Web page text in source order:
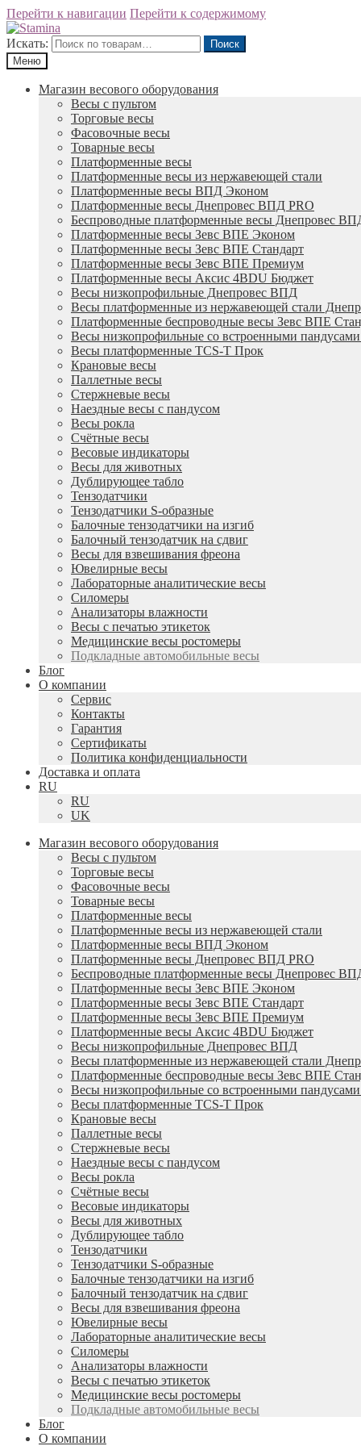
Перейти к навигации Перейти к содержимому
Искать:
Поиск
Меню
Магазин весового оборудования
Весы с пультом
Торговые весы
Фасовочные весы
Товарные весы
Платформенные весы
Платформенные весы из нержавеющей стали
Платформенные весы ВПД Эконом
Платформенные весы Днепровес ВПД PRO
Беспроводные платформенные весы Днепровес
Платформенные весы Зевс ВПЕ Эконом
Платформенные весы Зевс ВПЕ Стандарт
Платформенные весы Зевс ВПЕ Премиум
Платформенные весы Аксис 4BDU Бюджет
Весы низкопрофильные Днепровес ВПД
Весы платформенные из нержавеющей стали
Платформенные беспроводные весы Зевс ВПЕ
Весы низкопрофильные со встроенными
Весы платформенные TCS-T Прок
Крановые весы
Паллетные весы
Стержневые весы
Наездные весы с пандусом
Весы рокла
Счётные весы
Весовые индикаторы
Весы для животных
Дублирующее табло
Тензодатчики
Тензодатчики S-образные
Балочные тензодатчики на изгиб
Балочный тензодатчик на сдвиг
Весы для взвешивания фреона
Ювелирные весы
Лабораторные аналитические весы
Силомеры
Анализаторы влажности
Весы с печатью этикеток
Медицинские весы ростомеры
Подкладные автомобильные весы
Блог
О компании
Сервис
Контакты
Гарантия
Сертификаты
Политика конфиденциальности
Доставка и оплата
RU
RU
UK
Магазин весового оборудования
Весы с пультом
Торговые весы
Фасовочные весы
Товарные весы
Платформенные весы
Платформенные весы из нержавеющей стали
Платформенные весы ВПД Эконом
Платформенные весы Днепровес ВПД PRO
Беспроводные платформенные весы Днепровес
Платформенные весы Зевс ВПЕ Эконом
Платформенные весы Зевс ВПЕ Стандарт
Платформенные весы Зевс ВПЕ Премиум
Платформенные весы Аксис 4BDU Бюджет
Весы низкопрофильные Днепровес ВПД
Весы платформенные из нержавеющей стали
Платформенные беспроводные весы Зевс ВПЕ
Весы низкопрофильные со встроенными
Весы платформенные TCS-T Прок
Крановые весы
Паллетные весы
Стержневые весы
Наездные весы с пандусом
Весы рокла
Счётные весы
Весовые индикаторы
Весы для животных
Дублирующее табло
Тензодатчики
Тензодатчики S-образные
Балочные тензодатчики на изгиб
Балочный тензодатчик на сдвиг
Весы для взвешивания фреона
Ювелирные весы
Лабораторные аналитические весы
Силомеры
Анализаторы влажности
Весы с печатью этикеток
Медицинские весы ростомеры
Подкладные автомобильные весы
Блог
О компании